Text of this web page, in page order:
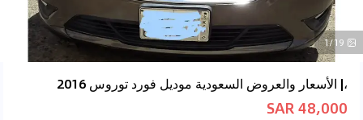
1/19
،| الأسعار والعروض السعودية موديل فورد توروس 2016
48,000 SAR